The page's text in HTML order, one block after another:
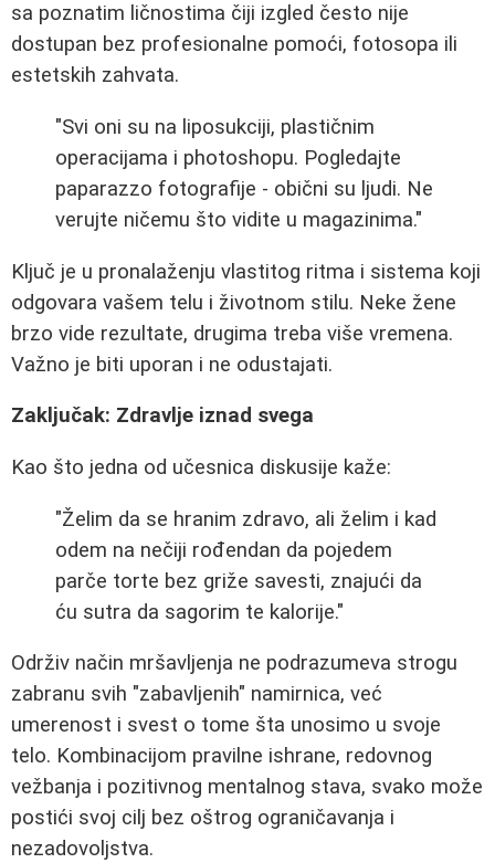
sa poznatim ličnostima čiji izgled često nije
dostupan bez profesionalne pomoći, fotosopa ili
estetskih zahvata.
"Svi oni su na liposukciji, plastičnim
operacijama i photoshopu. Pogledajte
paparazzo fotografije - obični su ljudi. Ne
verujte ničemu što vidite u magazinima."
Ključ je u pronalaženju vlastitog ritma i sistema koji
odgovara vašem telu i životnom stilu. Neke žene
brzo vide rezultate, drugima treba više vremena.
Važno je biti uporan i ne odustajati.
Zaključak: Zdravlje iznad svega
Kao što jedna od učesnica diskusije kaže:
"Želim da se hranim zdravo, ali želim i kad
odem na nečiji rođendan da pojedem
parče torte bez griže savesti, znajući da
ću sutra da sagorim te kalorije."
Održiv način mršavljenja ne podrazumeva strogu
zabranu svih "zabavljenih" namirnica, već
umerenost i svest o tome šta unosimo u svoje
telo. Kombinacijom pravilne ishrane, redovnog
vežbanja i pozitivnog mentalnog stava, svako može
postići svoj cilj bez oštrog ograničavanja i
nezadovoljstva.